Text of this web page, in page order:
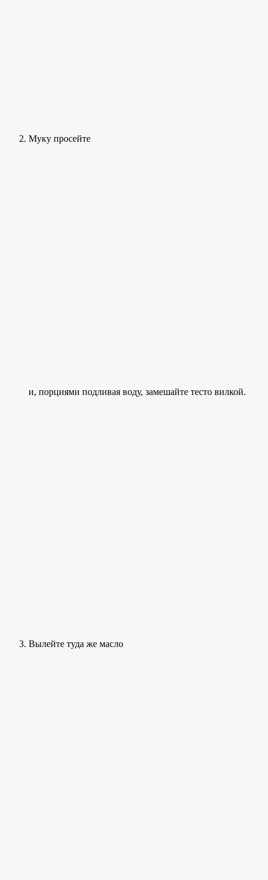
Муку просейте
и, порциями подливая воду, замешайте тесто вилкой.
Вылейте туда же масло